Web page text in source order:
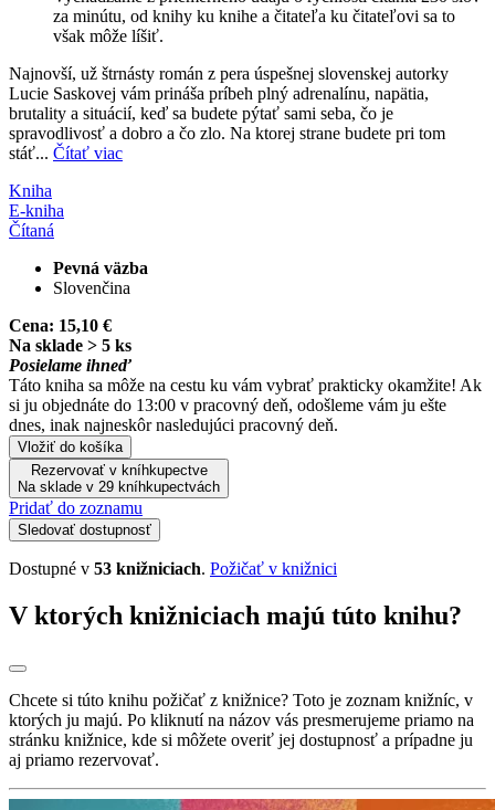
za minútu, od knihy ku knihe a čitateľa ku čitateľovi sa to
však môže líšiť.
Najnovší, už štrnásty román z pera úspešnej slovenskej autorky
Lucie Saskovej vám prináša príbeh plný adrenalínu, napätia,
brutality a situácií, keď sa budete pýtať sami seba, čo je
spravodlivosť a dobro a čo zlo. Na ktorej strane budete pri tom
stáť... Čítať viac
Kniha
E-kniha
Čítaná
Pevná väzba
Slovenčina
Cena: 15,10 €
Na sklade > 5 ks
Posielame ihneď
Táto kniha sa môže na cestu ku vám vybrať prakticky okamžite! Ak
si ju objednáte do 13:00 v pracovný deň, odošleme vám ju ešte
dnes, inak najneskôr nasledujúci pracovný deň.
Vložiť do košíka
Rezervovať v kníhkupectve
Na sklade v 29 kníhkupectvách
Pridať do zoznamu
Sledovať dostupnosť
Dostupné v 53 knižniciach. Požičať v knižnici
V ktorých knižniciach majú túto knihu?
Chcete si túto knihu požičať z knižnice? Toto je zoznam knižníc, v
ktorých ju majú. Po kliknutí na názov vás presmerujeme priamo na
stránku knižnice, kde si môžete overiť jej dostupnosť a prípadne ju
aj priamo rezervovať.